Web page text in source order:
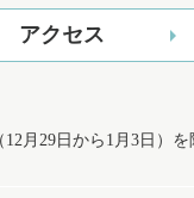
アクセス
月29日から1月3日）を